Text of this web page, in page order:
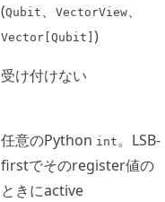
(Qubit 、 VectorView、
Vector[Qubit] )
受け付けない
任意のPython int。LSB-
firstでそのregister値の
ときにactive